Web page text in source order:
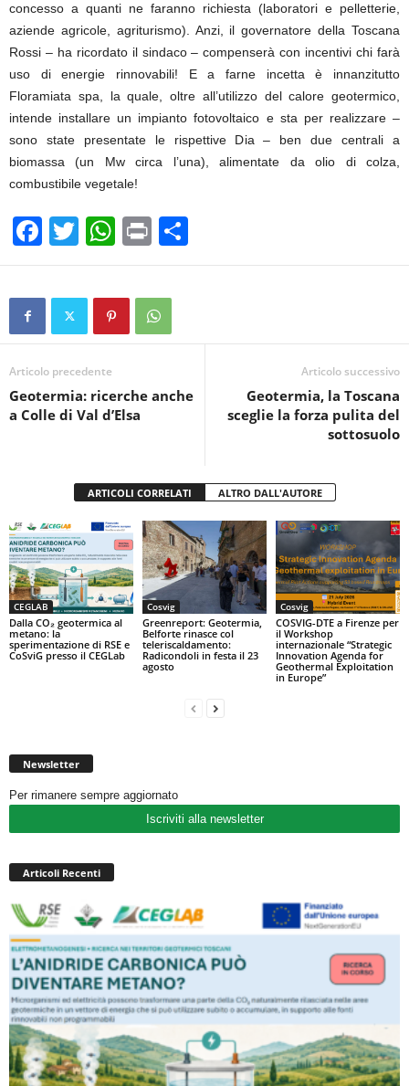
concesso a quanti ne faranno richiesta (laboratori e pelletterie,
aziende agricole, agriturismo). Anzi, il governatore della Toscana
Rossi – ha ricordato il sindaco – compenserà con incentivi chi farà
uso di energie rinnovabili! E a farne incetta è innanzitutto
Floramiata spa, la quale, oltre all’utilizzo del calore geotermico,
intende installare un impianto fotovoltaico e sta per realizzare –
sono state presentate le rispettive Dia – ben due centrali a
biomassa (un Mw circa l’una), alimentate da olio di colza,
combustibile vegetale!
F
a
c
b
o
o
T
wi
tt
W
h
at
s
A
p
Pr
in
t
o
vi
Articolo precedente
Geotermia: ricerche anche
a Colle di Val d’Elsa
Articolo successivo
Geotermia, la Toscana
sceglie la forza pulita del
sottosuolo
ARTICOLI CORRELATI ALTRO DALL'AUTORE
CEGLAB
Dalla CO₂ geotermica al
metano: la
sperimentazione di RSE e
CoSviG presso il CEGLab
Cosvig
Greenreport: Geotermia,
Belforte rinasce col
teleriscaldamento:
Radicondoli in festa il 23
agosto
Cosvig
COSVIG-DTE a Firenze per
il Workshop
internazionale “Strategic
Innovation Agenda for
Geothermal Exploitation
in Europe”
Newsletter
Per rimanere sempre aggiornato
Iscriviti alla newsletter
Articoli Recenti